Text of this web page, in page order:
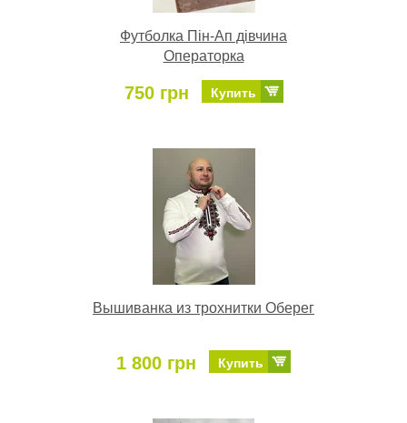
Футболка Пін-Ап дівчина
Операторка
750 грн Купить
Вышиванка из трохнитки Оберег
1 800 грн Купить